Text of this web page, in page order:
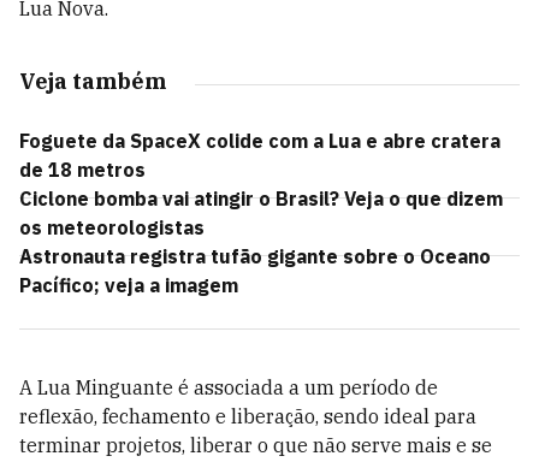
Lua Nova.
Veja também
Foguete da SpaceX colide com a Lua e abre cratera
de 18 metros
Ciclone bomba vai atingir o Brasil? Veja o que dizem
os meteorologistas
Astronauta registra tufão gigante sobre o Oceano
Pacífico; veja a imagem
A Lua Minguante é associada a um período de
reflexão, fechamento e liberação, sendo ideal para
terminar projetos, liberar o que não serve mais e se